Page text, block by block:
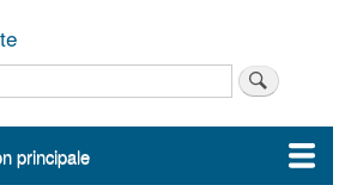
principale